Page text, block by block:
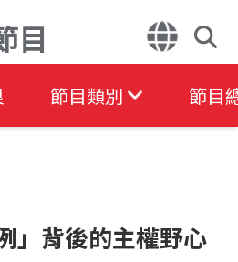
目
節目類別 節目
」背後的主權野心